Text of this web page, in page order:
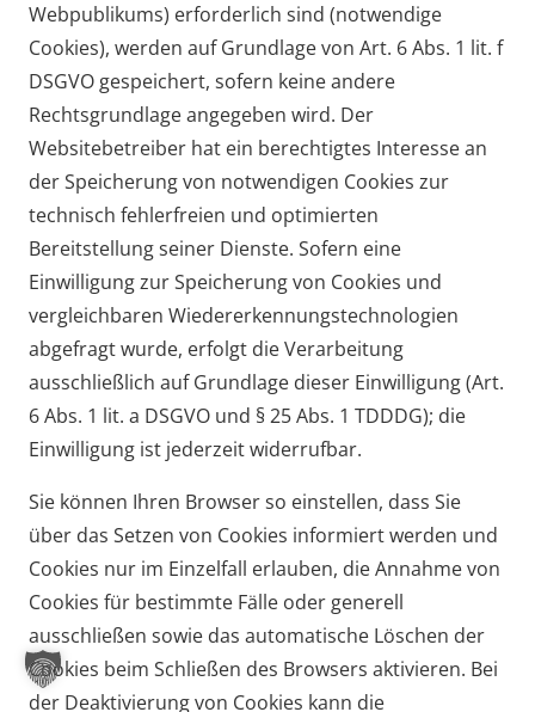
Webpublikums) erforderlich sind (notwendige
Cookies), werden auf Grundlage von Art. 6 Abs. 1 lit. f
DSGVO gespeichert, sofern keine andere
Rechtsgrundlage angegeben wird. Der
Websitebetreiber hat ein berechtigtes Interesse an
der Speicherung von notwendigen Cookies zur
technisch fehlerfreien und optimierten
Bereitstellung seiner Dienste. Sofern eine
Einwilligung zur Speicherung von Cookies und
vergleichbaren Wiedererkennungstechnologien
abgefragt wurde, erfolgt die Verarbeitung
ausschließlich auf Grundlage dieser Einwilligung (Art.
6 Abs. 1 lit. a DSGVO und § 25 Abs. 1 TDDDG); die
Einwilligung ist jederzeit widerrufbar.
Sie können Ihren Browser so einstellen, dass Sie
über das Setzen von Cookies informiert werden und
Cookies nur im Einzelfall erlauben, die Annahme von
Cookies für bestimmte Fälle oder generell
ausschließen sowie das automatische Löschen der
Cookies beim Schließen des Browsers aktivieren. Bei
der Deaktivierung von Cookies kann die